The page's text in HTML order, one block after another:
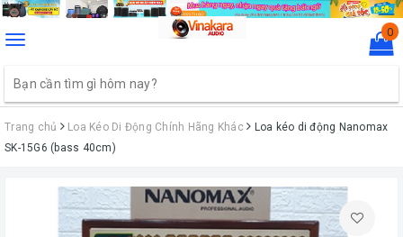
Toggle
0
Trang chủ Loa Kéo Di Động Chính Hãng Khác
Loa kéo di động Nanomax
SK-15G6 (bass 40cm)